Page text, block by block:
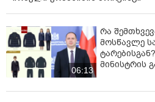
06:13
რა
მოსწავლე
მინისტრის